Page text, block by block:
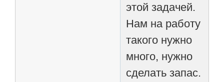
этой задачей.
Нам на работу
такого нужно
много, нужно
сделать запас.